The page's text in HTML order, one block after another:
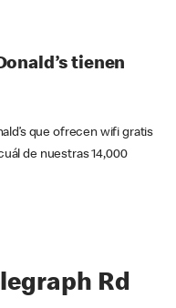
tienen
que ofrecen wifi gratis
de nuestras 14,000
Rd